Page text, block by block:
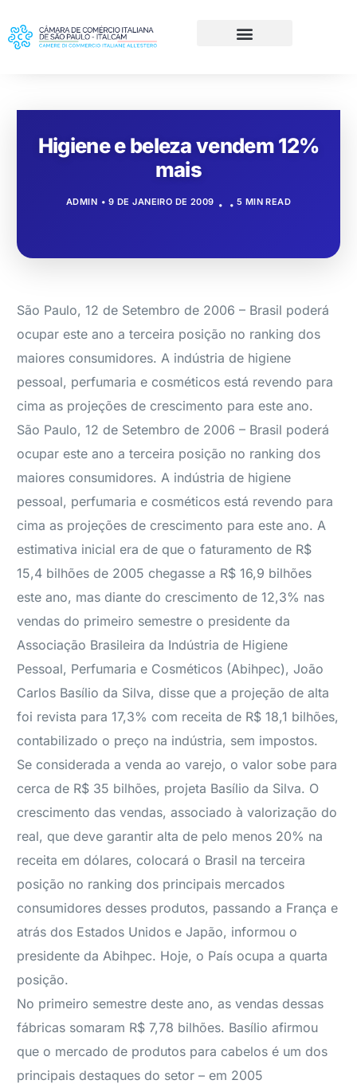
Higiene e beleza vendem 12%
mais
ADMIN 9 DE JANEIRO DE 2009 5 MIN READ
São Paulo, 12 de Setembro de 2006 – Brasil poderá
ocupar este ano a terceira posição no ranking dos
maiores consumidores. A indústria de higiene
pessoal, perfumaria e cosméticos está revendo para
cima as projeções de crescimento para este ano.
São Paulo, 12 de Setembro de 2006 – Brasil poderá
ocupar este ano a terceira posição no ranking dos
maiores consumidores. A indústria de higiene
pessoal, perfumaria e cosméticos está revendo para
cima as projeções de crescimento para este ano. A
estimativa inicial era de que o faturamento de R$
15,4 bilhões de 2005 chegasse a R$ 16,9 bilhões
este ano, mas diante do crescimento de 12,3% nas
vendas do primeiro semestre o presidente da
Associação Brasileira da Indústria de Higiene
Pessoal, Perfumaria e Cosméticos (Abihpec), João
Carlos Basílio da Silva, disse que a projeção de alta
foi revista para 17,3% com receita de R$ 18,1 bilhões,
contabilizado o preço na indústria, sem impostos.
Se considerada a venda ao varejo, o valor sobe para
cerca de R$ 35 bilhões, projeta Basílio da Silva. O
crescimento das vendas, associado à valorização do
real, que deve garantir alta de pelo menos 20% na
receita em dólares, colocará o Brasil na terceira
posição no ranking dos principais mercados
consumidores desses produtos, passando a França e
atrás dos Estados Unidos e Japão, informou o
presidente da Abihpec. Hoje, o País ocupa a quarta
posição.
No primeiro semestre deste ano, as vendas dessas
fábricas somaram R$ 7,78 bilhões. Basílio afirmou
que o mercado de produtos para cabelos é um dos
principais destaques do setor – em 2005